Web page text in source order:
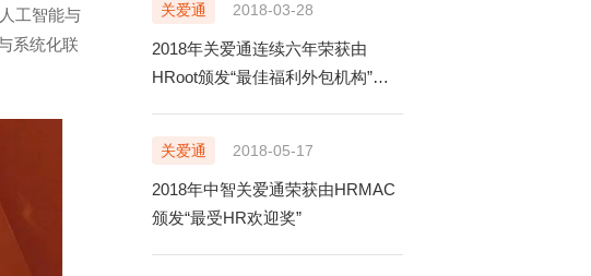
工智能与
系统化联
关爱通 2018-03-28
2018年关爱通连续六年荣获由
HRoot颁发“最佳福利外包机构”奖
关爱通 2018-05-17
2018年中智关爱通荣获由HRMAC
颁发“最受HR欢迎奖”
售前电话